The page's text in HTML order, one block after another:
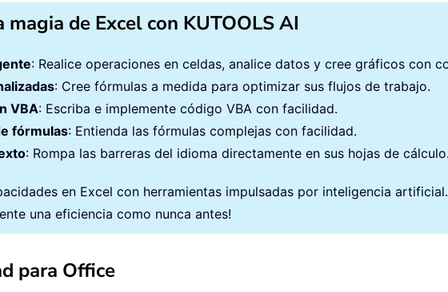
magia de Excel con KUTOOLS AI
: Realice operaciones en celdas, analice datos y cree gráficos con
: Cree fórmulas a medida para optimizar sus flujos de trabajo.
VBA: Escriba e implemente código VBA con facilidad.
fórmulas: Entienda las fórmulas complejas con facilidad.
: Rompa las barreras del idioma directamente en sus hojas de cálculo.
en Excel con herramientas impulsadas por inteligencia artificial.
una eficiencia como nunca antes!
para Office